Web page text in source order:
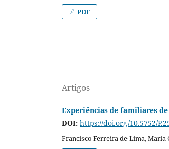
PDF
Artigos
Experiências de familiares
DOI: https://doi.org/10.5752/
Francisco Ferreira de Lima, Maria